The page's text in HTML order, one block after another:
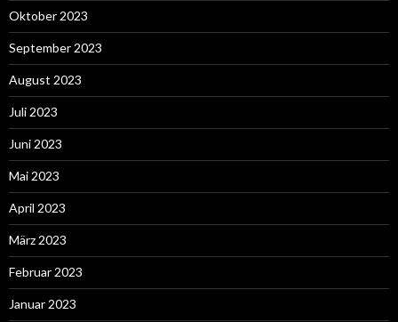
Oktober 2023
September 2023
August 2023
Juli 2023
Juni 2023
Mai 2023
April 2023
März 2023
Februar 2023
Januar 2023